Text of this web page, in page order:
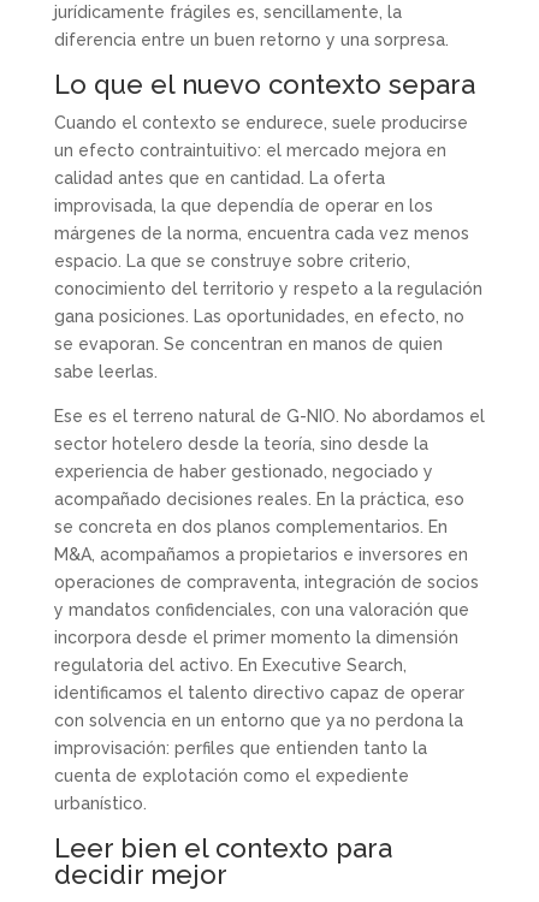
jurídicamente frágiles es, sencillamente, la
diferencia entre un buen retorno y una sorpresa.
Lo que el nuevo contexto separa
Cuando el contexto se endurece, suele producirse
un efecto contraintuitivo: el mercado mejora en
calidad antes que en cantidad. La oferta
improvisada, la que dependía de operar en los
márgenes de la norma, encuentra cada vez menos
espacio. La que se construye sobre criterio,
conocimiento del territorio y respeto a la regulación
gana posiciones. Las oportunidades, en efecto, no
se evaporan. Se concentran en manos de quien
sabe leerlas.
Ese es el terreno natural de G-NIO. No abordamos el
sector hotelero desde la teoría, sino desde la
experiencia de haber gestionado, negociado y
acompañado decisiones reales. En la práctica, eso
se concreta en dos planos complementarios. En
M&A, acompañamos a propietarios e inversores en
operaciones de compraventa, integración de socios
y mandatos confidenciales, con una valoración que
incorpora desde el primer momento la dimensión
regulatoria del activo. En Executive Search,
identificamos el talento directivo capaz de operar
con solvencia en un entorno que ya no perdona la
improvisación: perfiles que entienden tanto la
cuenta de explotación como el expediente
urbanístico.
Leer bien el contexto para
decidir mejor